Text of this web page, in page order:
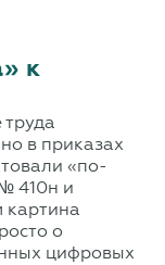
к
в приказах
«по-
410н и
картина
о
цифровых